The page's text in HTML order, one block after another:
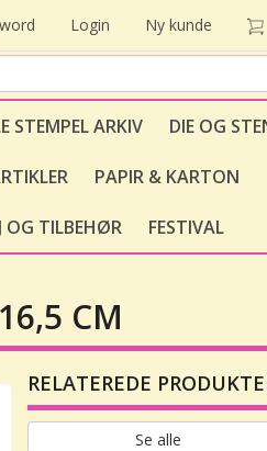
Login Ny kunde
STEMPEL ARKIV DIE OG
PAPIR & KARTON
TILBEHØR FESTIVAL
CM
RELATEREDE
Se alle